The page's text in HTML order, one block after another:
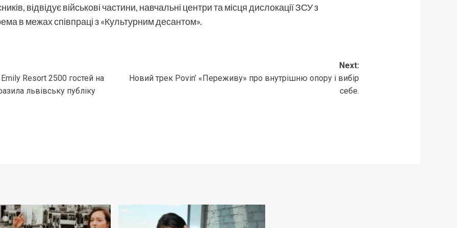
відвідує військові частини, навчальні центри та місця дислокації ЗСУ з
в межах співпраці з «Культурним десантом».
Resort 2500 гостей на
львівську публіку
Next:
Новий трек Povin’ «Переживу» про внутрішню опору і вибір
себе.